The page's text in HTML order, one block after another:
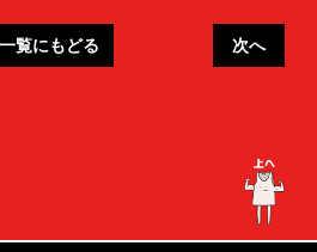
一覧にもどる 次へ